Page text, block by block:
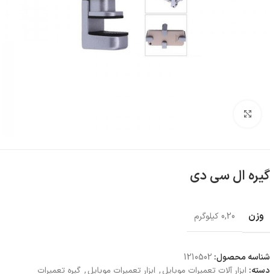
گیره ال سی دی
وزن 0,20 کیلوگرم
شناسه محصول: 1210502
دسته: ابزار آلات تعمیرات موبایل, ابزار تعمیرات موبایل, گیره تعمیرات